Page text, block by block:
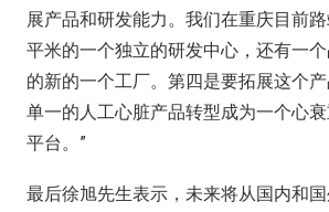
展产品和研发能力。我们在重庆目前
平米的一个独立的研发中心，还有一
的新的一个工厂。第四是要拓展这个
单一的人工心脏产品转型成为一个心
平台。”
最后徐旭先生表示，未来将从国内和